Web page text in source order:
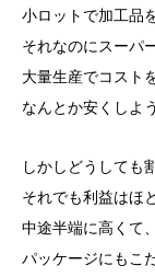
小ロットで加工品
それなのにスーパ
大量生産でコスト
なんとか安くしよ
しかしどうしても
それでも利益はほ
中途半端に高くて、
パッケージにもこ